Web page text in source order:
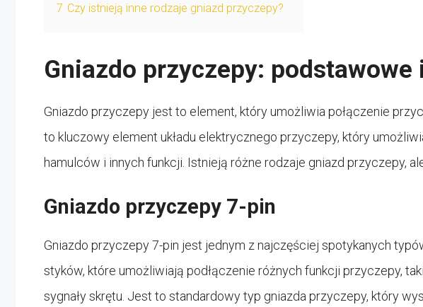
7 Czy istnieją inne rodzaje gniazd przyczepy?
Gniazdo przyczepy:
Gniazdo przyczepy jest to element, który umożliwia połączenie
to kluczowy element układu elektrycznego przyczepy, który
hamulców i innych funkcji. Istnieją różne rodzaje gniazd przyczepy,
Gniazdo przyczepy 7-pin
Gniazdo przyczepy 7-pin jest jednym z najczęściej spotykanych
styków, które umożliwiają podłączenie różnych funkcji przyczepy,
sygnały skrętu. Jest to standardowy typ gniazda przyczepy, który